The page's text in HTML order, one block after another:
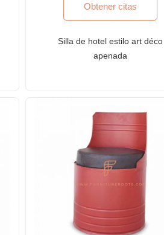
Obtener citas
Silla de hotel estilo art déco
apenada